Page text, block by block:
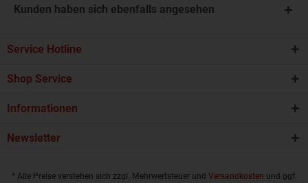
Kunden haben sich ebenfalls angesehen
Service Hotline
Shop Service
Informationen
Newsletter
* Alle Preise verstehen sich zzgl. Mehrwertsteuer und Versandkosten und ggf.